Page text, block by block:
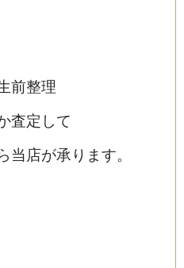
前整理
査定して
当店が承ります。